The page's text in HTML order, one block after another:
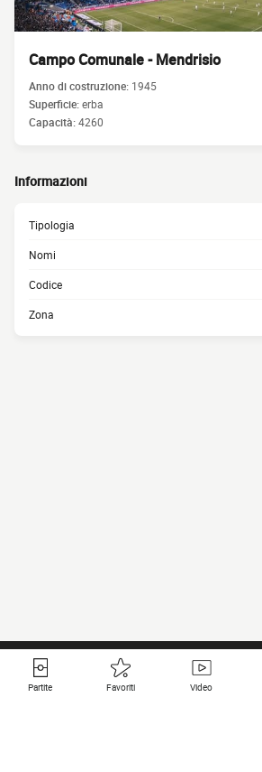
Campo Comunale - Mendrisio
Anno di costruzione: 1945
Superficie:erba
Capacità:4260
Informazioni
Tipologia
Nomi
Codice
Zona
Partite Favoriti Video